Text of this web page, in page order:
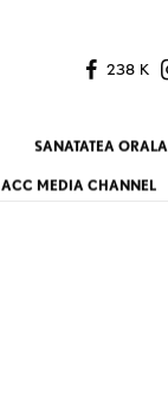
238 K
SANATATEA ORALA
ACC MEDIA CHANNEL